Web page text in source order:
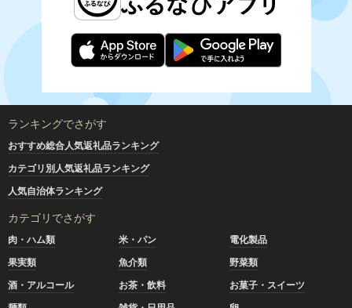
ご不在日や長期不在になる期間がある場合は、必ず備考欄
へご入力ください。
・番地や建物名等は必ずご入力ください。
・必ず氏名・住所が住民票情報と一致するかご確認くださ
お礼の品を住民票とは別の宛先に送付する場合は、別途「送
付先」にてご指定ください。
・寄附完了後のキャンセルや申込内容の変更はできません。
入力内容に間違いがないかご確認ください。
・飲食品のお礼の品につきまして、お届けの際に不在が続き
配達できなかった場合、再送はいたしかねます。
※飲食品以外のお品で再配送を希望される場合は、送料をご
負担いただきます。
※複数の返礼品をお申込みの場合は、それぞれ別々の発送に
なります。
発送手配や発送日も異なりますので、それぞれの受け取り
ランキングでさがす
おすすめ総合人気返礼品ランキング
カテゴリ別人気返礼品ランキング
人気自治体ランキング
カテゴリでさがす
肉・ハム類 米・パン
電化製品
果実類
魚介類
野菜類
酒・アルコール
お茶・飲料
お菓子・スイーツ